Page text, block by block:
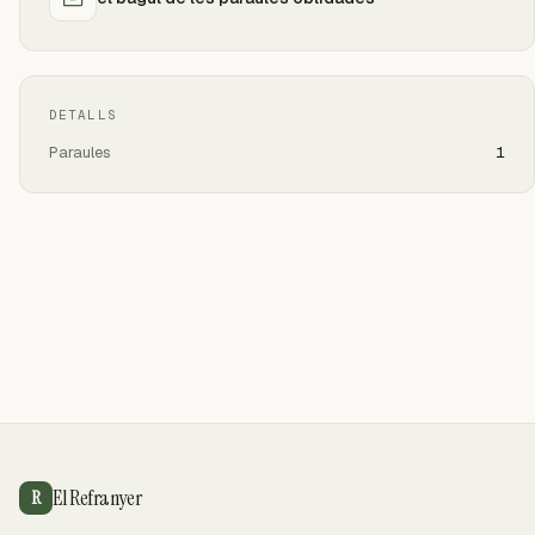
DETALLS
Paraules 1
R El Refranyer